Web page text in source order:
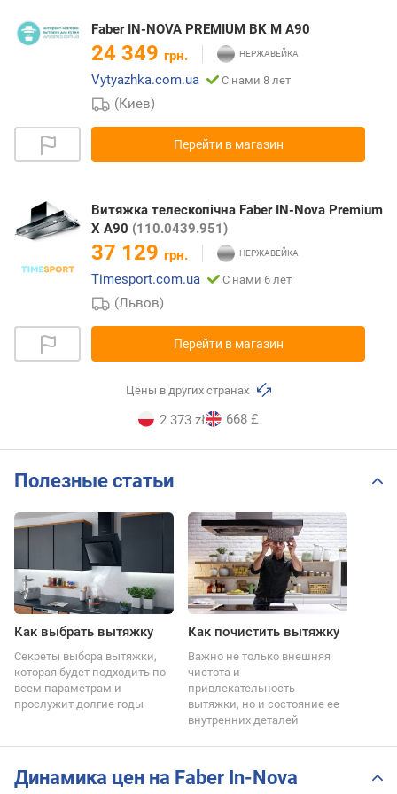
Faber IN-NOVA PREMIUM BK M A90
24 349 грн.
Vytyazhka.com.ua
С нами 8 лет
(Киев)
Перейти в магазин
Витяжка телескопічна Faber IN-Nova Premium
X A90 (110.0439.951)
37 129 грн.
Timesport.com.ua
С нами 6 лет
(Львов)
Перейти в магазин
Цены в других странах
2 373 zł 668 £
Полезные статьи
Как выбрать вытяжку
Секреты выбора вытяжки,
которая будет подходить по
всем параметрам и
прослужит долгие годы
Как почистить вытяжку
Важно не только внешняя
чистота и
привлекательность
вытяжки, но и состояние ее
внутренних деталей
Динамика цен на Faber In-Nova